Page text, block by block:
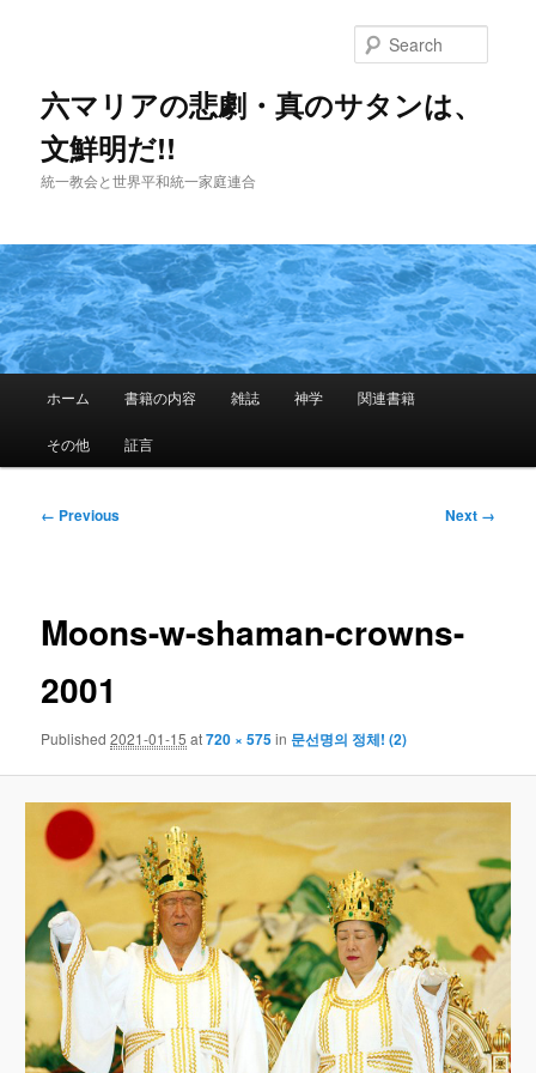
content六マリアの悲劇・真のサタンは、
文鮮明だ!!
統一教会と世界平和統一家庭連合
ホーム 書籍の内容 雑誌 神学 関連書籍
その他 証言
Image
← Previous Next →
Moons-w-shaman-crowns-
2001
Published2021-01-15 at720 × 575in문선명의 정체! (2)